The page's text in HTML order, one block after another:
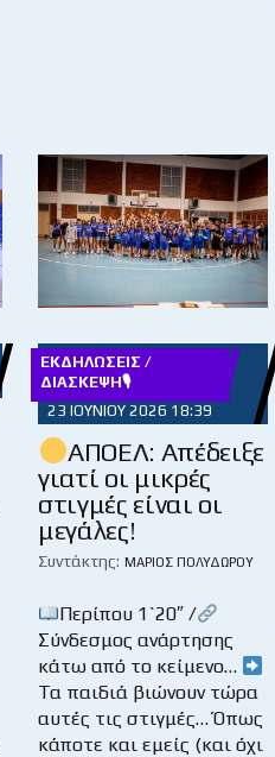
ΕΚΔΗΛΏΣΕΙΣ /
ΔΙΆΣΚΕΨΗ🎙
23 ΙΟΥΝΊΟΥ 2026 18:39
ΑΠΟΕΛ: Απέδειξε
γιατί οι μικρές
στιγμές είναι οι
μεγάλες!
Συντάκτης: ΜΆΡΙΟΣ ΠΟΛΥΔΏΡΟΥ
Περίπου 1`20″ /
Σύνδεσμος ανάρτησης
κάτω από το κείμενο…
Τα παιδιά βιώνουν τώρα
αυτές τις στιγμές… Όπως
κάποτε και εμείς (και όχι